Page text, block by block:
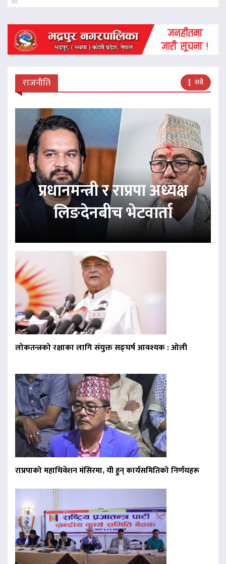
राजनीति सबै
प्रधानमन्त्री र राप्रपा अध्यक्ष
लिङदेनबीच भेटवार्ता
लोकतन्त्रको रक्षाका लागि संयुक्त सङ्घर्ष आवश्यक : ओली
राप्रपाको महाधिवेशन मंसिरमा, यी हुन् कार्यसमितिको निर्णयहरू